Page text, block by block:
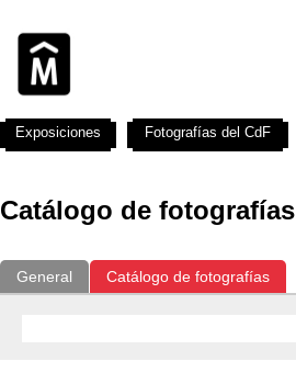
Catálogo de fotografías
General Catálogo de fotografías
Exposiciones Fotografías del CdF